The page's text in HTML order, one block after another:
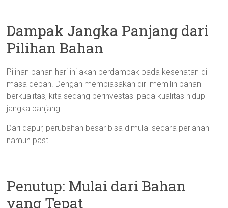
Dampak Jangka Panjang dari
Pilihan Bahan
Pilihan bahan hari ini akan berdampak pada kesehatan di
masa depan. Dengan membiasakan diri memilih bahan
berkualitas, kita sedang berinvestasi pada kualitas hidup
jangka panjang.
Dari dapur, perubahan besar bisa dimulai secara perlahan
namun pasti.
Penutup: Mulai dari Bahan
yang Tepat